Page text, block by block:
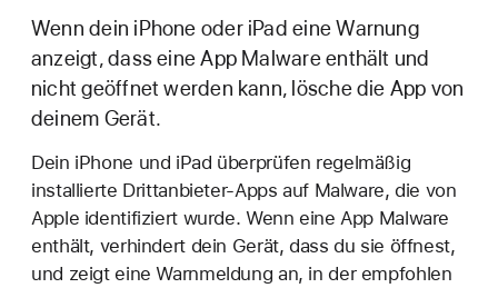
Wenn dein iPhone oder iPad eine Warnung
anzeigt, dass eine App Malware enthält und
nicht geöffnet werden kann, lösche die App von
deinem Gerät.
Dein iPhone und iPad überprüfen regelmäßig
installierte Drittanbieter-Apps auf Malware, die von
Apple identifiziert wurde. Wenn eine App Malware
enthält, verhindert dein Gerät, dass du sie öffnest,
und zeigt eine Warnmeldung an, in der empfohlen